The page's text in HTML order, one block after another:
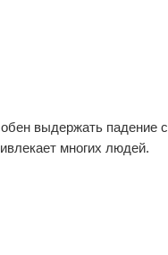
выдержать падение с
многих людей.